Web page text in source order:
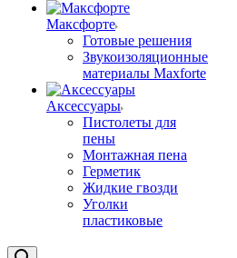
Максфорте
Готовые решения
Звукоизоляционные
материалы Maxforte
Аксессуары
Пистолеты для
пены
Монтажная пена
Герметик
Жидкие гвозди
Уголки
пластиковые